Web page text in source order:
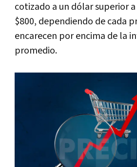
cotizado a un dólar superior
$800, dependiendo de cada
encarecen por encima de la
promedio.